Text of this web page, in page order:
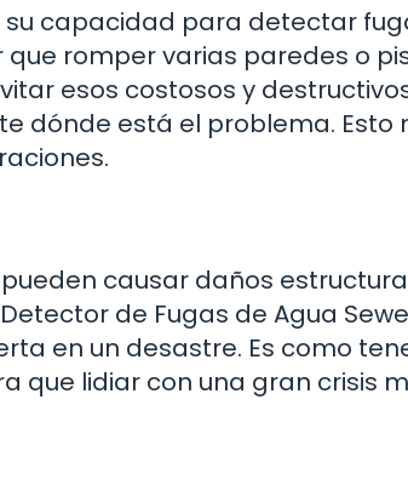
capacidad para detectar
romper varias paredes o
esos costosos y
dónde está el problema. Esto
causar daños
de Fugas de Agua
en un desastre. Es como
que lidiar con una gran crisis